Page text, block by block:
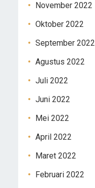
November 2022
Oktober 2022
September 2022
Agustus 2022
Juli 2022
Juni 2022
Mei 2022
April 2022
Maret 2022
Februari 2022